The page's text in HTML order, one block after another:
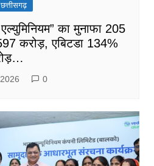
का मुनाफा 205
करोड़, एबिटडा 134%
0